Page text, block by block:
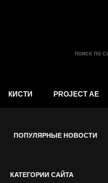
КИСТИ PROJECT AE
ПОПУЛЯРНЫЕ НОВОСТИ
КАТЕГОРИИ САЙТА